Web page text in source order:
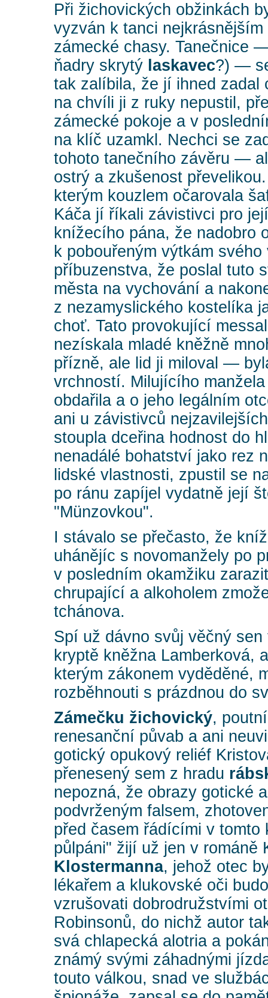
Při žichovických obžinkách
vyzván k tanci
zámecké chasy. Tanečnice
ňadry skrytý laskavec?) —
tak zalíbila, že jí ihned zadal
na chvíli ji z ruky nepustil,
zámecké pokoje a v
na klíč uzamkl. Nechci se
tohoto tanečního závěru —
ostrý a zkušenost
kterým kouzlem očarovala
Káča jí říkali závistivci pro
knížecího pána, že nadobro
k pobouřeným výtkám
příbuzenstva, že poslal tuto
města na vychování a
z nezamyslického kostelíka
choť. Tato provokující
nezískala mladé kněžně
přízně, ale lid ji miloval —
vrchností. Milujícího
obdařila a o jeho legálním
ani u závistivců
stoupla dceřina hodnost do
nenadálé bohatství jako rez
lidské vlastnosti, zpustil se
po ránu zapíjel vydatně její
"Münzovkou".
I stávalo se přečasto, že
uhánějíc s novomanžely po
v posledním okamžiku
chrupající a alkoholem
tchánova.
Spí už dávno svůj věčný
kryptě kněžna Lamberková,
kterým zákonem vyděděné,
rozběhnouti s prázdnou do
Zámečku žichovický,
renesanční půvab a ani
gotický opukový reliéf
přenesený sem z hradu
nepozná, že obrazy gotické
podvrženým falsem,
před časem řádícími v
půlpáni" žijí už jen v románě
Klostermanna, jehož otec
lékařem a klukovské oči
vzrušovati dobrodružstvími
Robinsonů, do nichž autor
svá chlapecká alotria a
známý svými záhadnými
touto válkou, snad ve